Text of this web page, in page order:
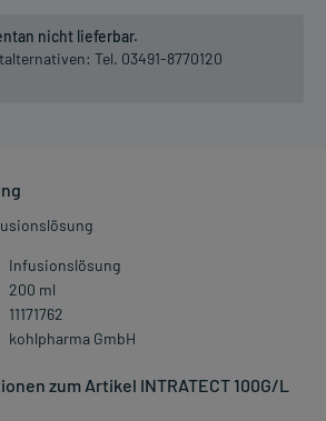
nicht lieferbar.
Tel. 03491-8770120
Infusionslösung
200 ml
11171762
kohlpharma GmbH
zum Artikel INTRATECT 100G/L